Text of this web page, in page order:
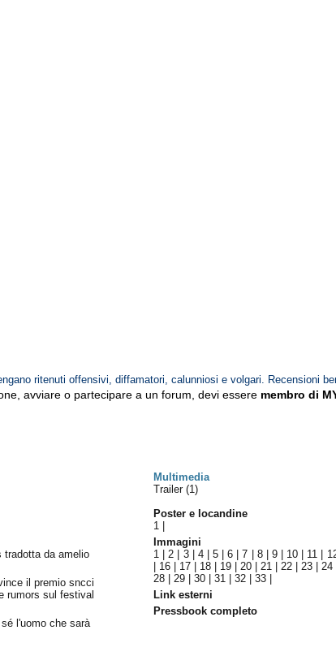
ritenuti offensivi, diffamatori, calunniosi e volgari. Recensioni
avviare o partecipare a un forum, devi essere membro di
Multimedia
tradotta da amelio
il premio sncci
rumors sul festival
l'uomo che sarà
Trailer (1)
Poster e locandine
1
Immagini
1 |2 3| 4|5 |6 |7 8| 9| 10 11
16 17 18 19 |20 |21 |22 |23 |24
28 |29 |30 |31 |32 |33
Link esterni
Pressbook completo